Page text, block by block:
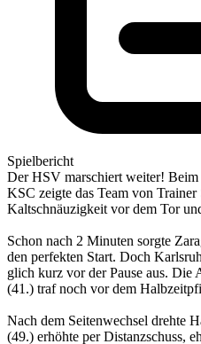
Spielbericht
Der HSV marschiert weiter! Beim
KSC zeigte das Team von Trainer
Kaltschnäuzigkeit vor dem Tor
Schon nach 2 Minuten sorgte
den perfekten Start. Doch
glich kurz vor der Pause aus. Die
(41.) traf noch vor dem
Nach dem Seitenwechsel drehte
(49.) erhöhte per Distanzschuss,